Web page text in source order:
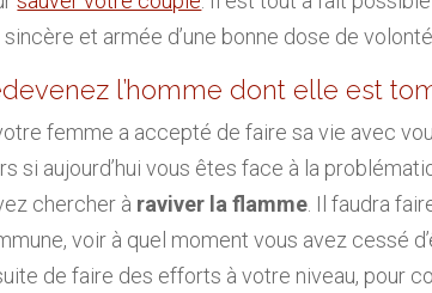
et armée d’une bonne dose de volonté.
l’homme dont elle est
femme a accepté de faire sa vie avec
si aujourd’hui vous êtes face à la
chercher à raviver la flamme . Il faudra
voir à quel moment vous avez cessé
de faire des efforts à votre niveau, pour